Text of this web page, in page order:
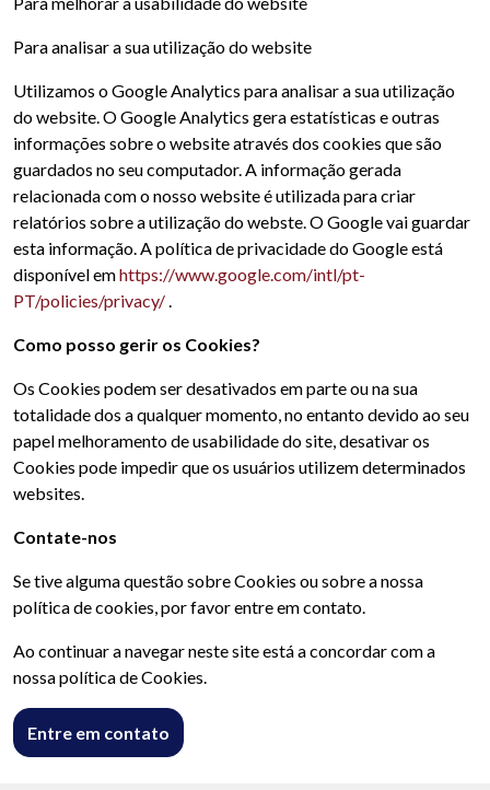
Para analisar a sua utilização do website
Utilizamos o Google Analytics para analisar a sua utilização
do website. O Google Analytics gera estatísticas e outras
informações sobre o website através dos cookies que são
guardados no seu computador. A informação gerada
relacionada com o nosso website é utilizada para criar
relatórios sobre a utilização do webste. O Google vai guardar
esta informação. A política de privacidade do Google está
disponível emhttps://www.google.com/intl/pt-
PT/policies/privacy/.
Como posso gerir os Cookies?
Os Cookies podem ser desativados em parte ou na sua
totalidade dos a qualquer momento, no entanto devido ao seu
papel melhoramento de usabilidade do site, desativar os
Cookies pode impedir que os usuários utilizem determinados
websites.
Contate-nos
Se tive alguma questão sobre Cookies ou sobre a nossa
política de cookies, por favor entre em contato.
Ao continuar a navegar neste site está a concordar com a
nossa política de Cookies.
Entre em contato